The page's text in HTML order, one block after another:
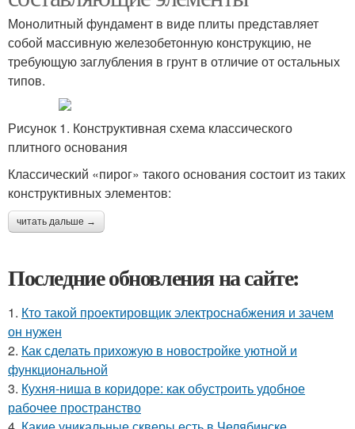
Монолитный фундамент в виде плиты представляет
собой массивную железобетонную конструкцию, не
требующую заглубления в грунт в отличие от остальных
типов.
Рисунок 1. Конструктивная схема классического
плитного основания
Классический «пирог» такого основания состоит из таких
конструктивных элементов:
читать дальше →
Последние обновления на сайте:
1. Кто такой проектировщик электроснабжения и зачем
он нужен
2. Как сделать прихожую в новостройке уютной и
функциональной
3. Кухня-ниша в коридоре: как обустроить удобное
рабочее пространство